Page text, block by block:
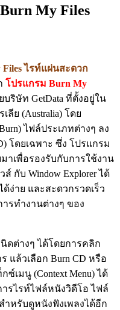
My Files
ไรท์แผ่นสะดวก
โปรแกรม Burn My
ริษัท GetData ที่ตั้งอยู่ใน
ลีย (Australia) โดย
ไฟล์ประเภทต่างๆ ลง
โดยเฉพาะ ซึ่ง โปรแกรม
าเพื่อรองรับกับการใช้งาน
กับ Window Explorer ได้
ง่าย และสะดวกรวดเร็ว
รทำงานต่างๆ ของ
ดต่างๆ ได้โดยการคลิก
แล้วเลือก Burn CD หรือ
เมนู (Context Menu) ได้
รไรท์ไฟล์หนังวิดีโอ ไฟล์
ำหรับดูหนังฟังเพลงได้อีก